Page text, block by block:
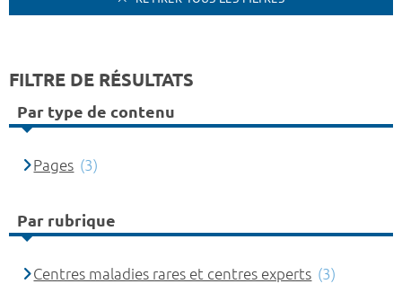
FILTRE DE RÉSULTATS
Par type de contenu
Pages (3)
Par rubrique
Centres maladies rares et centres experts (3)